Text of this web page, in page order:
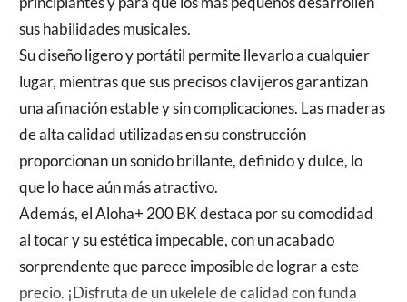
sus habilidades musicales.
Su diseño ligero y portátil permite llevarlo a cualquier
lugar, mientras que sus precisos clavijeros garantizan
una afinación estable y sin complicaciones. Las maderas
de alta calidad utilizadas en su construcción
proporcionan un sonido brillante, definido y dulce, lo
que lo hace aún más atractivo.
Además, el Aloha+ 200 BK destaca por su comodidad
al tocar y su estética impecable, con un acabado
sorprendente que parece imposible de lograr a este
precio. ¡Disfruta de un ukelele de calidad con funda